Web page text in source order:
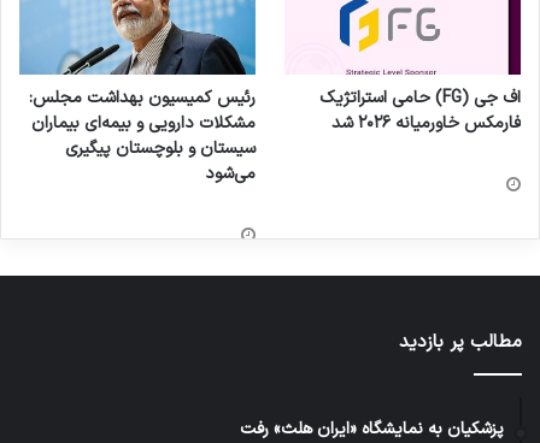
اف جی (FG) حامی استراتژیک
فارمکس خاورمیانه ۲۰۲۶ شد
رئیس کمیسیون بهداشت مجلس:
مشکلات دارویی و بیمه‌ای بیماران
سیستان و بلوچستان پیگیری
می‌شود
مطالب پر بازدید
پزشکیان به نمایشگاه «ایران هلث» رفت